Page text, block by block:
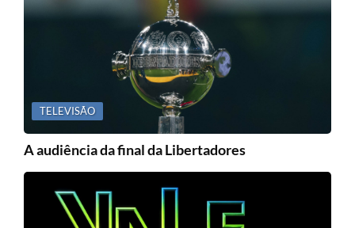
TELEVISÃO
A audiência da final da Libertadores